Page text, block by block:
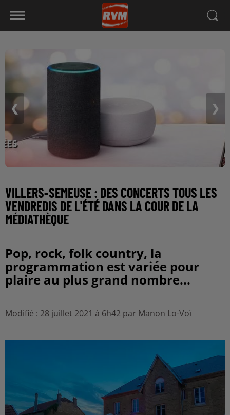
❮ ❯
VILLERS-SEMEUSE : DES CONCERTS TOUS LES
VENDREDIS DE L'ÉTÉ DANS LA COUR DE LA
MÉDIATHÈQUE
Pop, rock, folk country, la
programmation est variée pour
plaire au plus grand nombre...
Modifié : 28 juillet 2021 à 6h42 par Manon Lo-Voï